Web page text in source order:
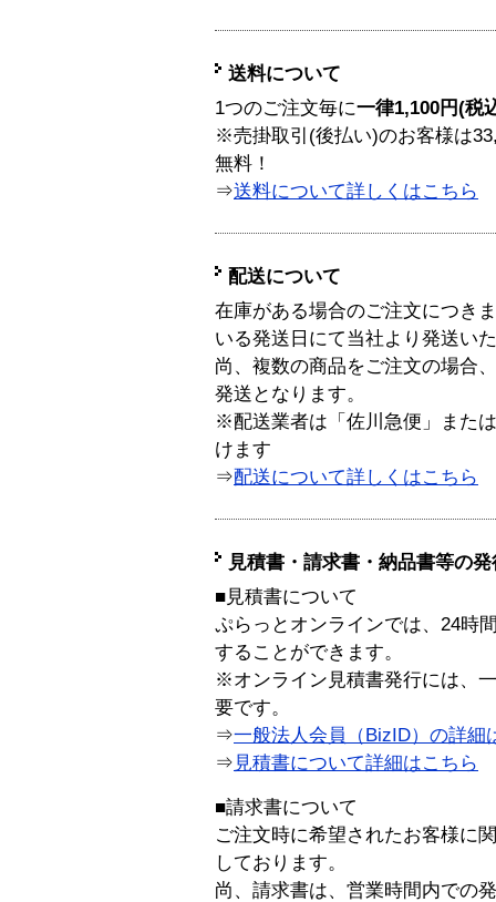
送料について
1つのご注文毎に一律1,100円(税
※売掛取引(後払い)のお客様は
無料！
⇒送料について詳しくはこちら
配送について
在庫がある場合のご注文につき
いる発送日にて当社より発送い
尚、複数の商品をご注文の場合
発送となります。
※配送業者は「佐川急便」また
けます
⇒配送について詳しくはこちら
見積書・請求書・納品書等の
■見積書について
ぷらっとオンラインでは、24時
することができます。
※オンライン見積書発行には、
要です。
⇒一般法人会員（BizID）の詳細
⇒ 見積書について詳細はこちら
■請求書について
ご注文時に希望されたお客様に
しております。
尚、請求書は、営業時間内での